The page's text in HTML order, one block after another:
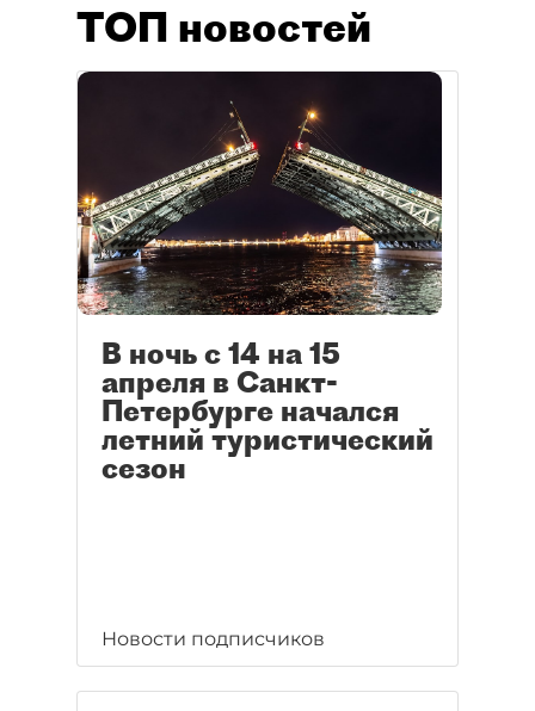
ТОП новостей
В ночь с 14 на 15
апреля в Санкт-
Петербурге начался
летний туристический
сезон
Новости подписчиков